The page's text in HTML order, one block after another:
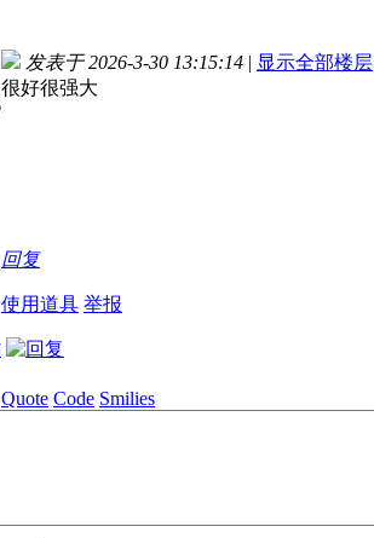
发表于 2026-3-30 13:15:14 | 显示全部楼层
很好很强大
回复
使用道具 举报
Quote Code Smilies